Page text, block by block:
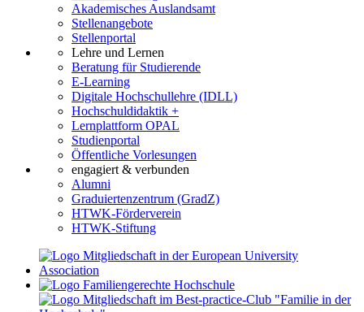
Akademisches Auslandsamt
Stellenangebote
Stellenportal
Lehre und Lernen
Beratung für Studierende
E-Learning
Digitale Hochschullehre (IDLL)
Hochschuldidaktik +
Lernplattform OPAL
Studienportal
Öffentliche Vorlesungen
engagiert & verbunden
Alumni
Graduiertenzentrum (GradZ)
HTWK-Förderverein
HTWK-Stiftung